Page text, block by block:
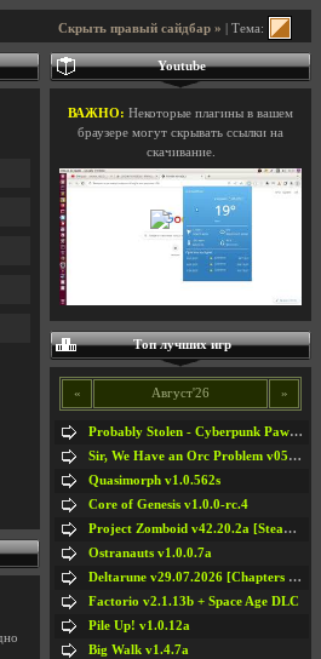
Скрыть правый сайдбар » | Тема:
Youtube
ВАЖНО: Некоторые плагины в вашем
браузере могут скрывать ссылки на
скачивание.
Топ лучших игр
« Август'26 »
Probably Stolen - Cyberpunk Pawnshop Simulator v048c [Playtest]
Sir, We Have an Orc Problem v05.08.2026
Quasimorph v1.0.562s
Core of Genesis v1.0.0-rc.4
Project Zomboid v42.20.2a [Steam Early Access]
Ostranauts v1.0.0.7a
Deltarune v29.07.2026 [Chapters 1-5] / + RUS [Chapters 1-5]
Factorio v2.1.13b + Space Age DLC
Pile Up! v1.0.12a
Big Walk v1.4.7a